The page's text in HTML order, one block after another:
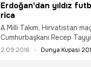
Erdoğan'dan yıldız
rica
A Milli Takım, Hırvatistan
Cumhurbaşkanı Recep
Beştepe’deki Külliye’de
2.09.2016 Dunya Kupasi